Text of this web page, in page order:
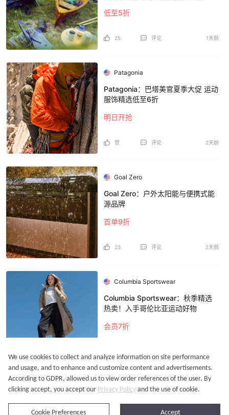
低至5折
25 评论 1天前
Patagonia
Patagonia：巴塔美官夏季大促 运动
服饰精选低至6折
明日开抢
赞 评论 2天前
Goal Zero
Goal Zero：户外太阳能与便携式能
源品牌
首单9折
23 评论 2天前
Columbia Sportswear
Columbia Sportswear：秋季精选
热卖！入手哥伦比亚运动好物
会员7折
加载更多...
We use cookies to collect and analyze information on site performance
and usage, and to enhance and customize content and advertisements.
According to GDPR, allowed us to view order references of the user. By
clicking accept, you accept our Privacy Policy and the use of cookie.
Accept
Cookie Preferences